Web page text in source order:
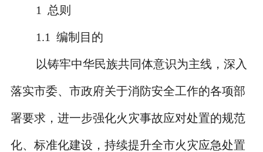
1 总则
1.1 编制目的
以铸牢中华民族共同体意识为主线，深入
落实市委、市政府关于消防安全工作的各项部
署要求，进一步强化火灾事故应对处置的规范
化、标准化建设，持续提升全市火灾应急处置